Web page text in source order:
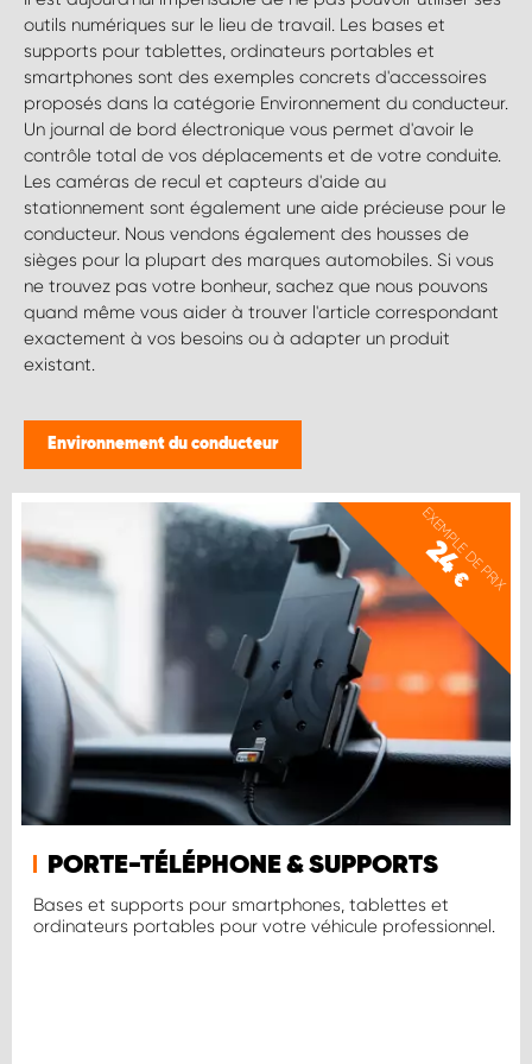
outils numériques sur le lieu de travail. Les bases et
supports pour tablettes, ordinateurs portables et
smartphones sont des exemples concrets d'accessoires
proposés dans la catégorie Environnement du conducteur.
Un journal de bord électronique vous permet d'avoir le
contrôle total de vos déplacements et de votre conduite.
Les caméras de recul et capteurs d'aide au
stationnement sont également une aide précieuse pour le
conducteur. Nous vendons également des housses de
sièges pour la plupart des marques automobiles. Si vous
ne trouvez pas votre bonheur, sachez que nous pouvons
quand même vous aider à trouver l'article correspondant
exactement à vos besoins ou à adapter un produit
existant.
Environnement du conducteur
EXEMPLE DE PRIX
24
€
PORTE-TÉLÉPHONE & SUPPORTS
Bases et supports pour smartphones, tablettes et
ordinateurs portables pour votre véhicule professionnel.